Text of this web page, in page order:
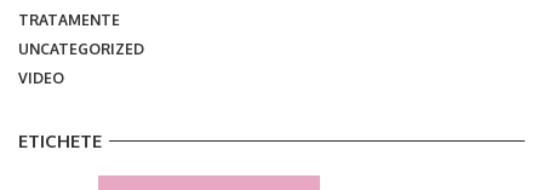
TRATAMENTE
UNCATEGORIZED
VIDEO
ETICHETE